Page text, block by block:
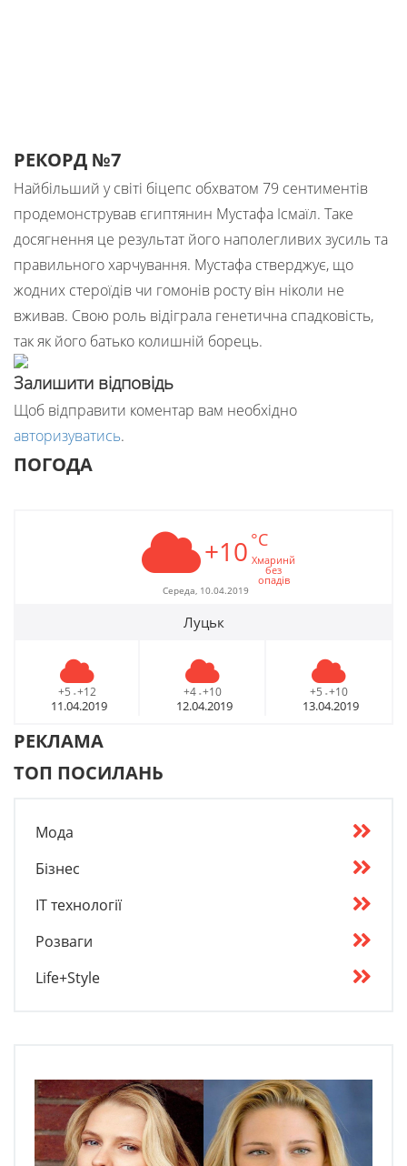
РЕКОРД №7
Найбільший у світі біцепс обхватом 79 сентиментів
продемонстрував єгиптянин Мустафа Ісмаїл. Таке
досягнення це результат його наполегливих зусиль та
правильного харчування. Мустафа стверджує, що
жодних стероїдів чи гомонів росту він ніколи не
вживав. Свою роль відіграла генетична спадковість,
так як його батько колишній борець.
Залишити відповідь
Щоб відправити коментар вам необхідно
авторизуватись.
ПОГОДА
+10 °C
Хмаринй
без
опадів
Середа, 10.04.2019
Луцьк
+5 - +12
11.04.2019
+4 - +10
12.04.2019
+5 - +10
13.04.2019
РЕКЛАМА
ТОП ПОСИЛАНЬ
Мода
Бізнес
IT технології
Розваги
Life+Style